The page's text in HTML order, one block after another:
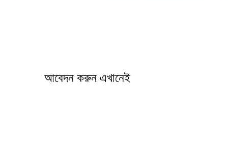
আবেদন করুন এখানেই